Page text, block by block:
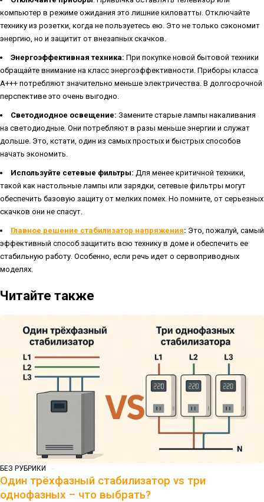
компьютер в режиме ожидания это лишние киловатты. Отключайте
технику из розетки, когда не пользуетесь ею. Это не только сэкономит
энергию, но и защитит от внезапных скачков.
Энергоэффективная техника: При покупке новой бытовой техники
обращайте внимание на класс энергоэффективности. Приборы класса
А+++ потребляют значительно меньше электричества. В долгосрочной
перспективе это очень выгодно.
Светодиодное освещение: Замените старые лампы накаливания
на светодиодные. Они потребляют в разы меньше энергии и служат
дольше. Это, кстати, один из самых простых и быстрых способов
начать экономить.
Используйте сетевые фильтры: Для менее критичной техники,
такой как настольные лампы или зарядки, сетевые фильтры могут
обеспечить базовую защиту от мелких помех. Но помните, от серьезных
скачков они не спасут.
Главное решение стабилизатор напряжения: Это, пожалуй, самый
эффективный способ защитить всю технику в доме и обеспечить ее
стабильную работу. Особенно, если речь идет о сервоприводных
моделях.
Читайте также
БЕЗ РУБРИКИ
Один трёхфазный стабилизатор vs три
однофазных – что выбрать?